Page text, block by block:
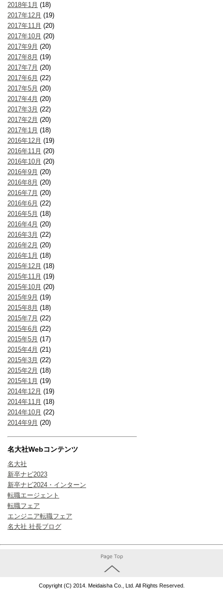
2018年1月 (18)
2017年12月 (19)
2017年11月 (20)
2017年10月 (20)
2017年9月 (20)
2017年8月 (19)
2017年7月 (20)
2017年6月 (22)
2017年5月 (20)
2017年4月 (20)
2017年3月 (22)
2017年2月 (20)
2017年1月 (18)
2016年12月 (19)
2016年11月 (20)
2016年10月 (20)
2016年9月 (20)
2016年8月 (20)
2016年7月 (20)
2016年6月 (22)
2016年5月 (18)
2016年4月 (20)
2016年3月 (22)
2016年2月 (20)
2016年1月 (18)
2015年12月 (18)
2015年11月 (19)
2015年10月 (20)
2015年9月 (19)
2015年8月 (18)
2015年7月 (22)
2015年6月 (22)
2015年5月 (17)
2015年4月 (21)
2015年3月 (22)
2015年2月 (18)
2015年1月 (19)
2014年12月 (19)
2014年11月 (18)
2014年10月 (22)
2014年9月 (20)
名大社Webコンテンツ
名大社
新卒ナビ2023
新卒ナビ2024・インターン
転職エージェント
転職フェア
エンジニア転職フェア
名大社 社長ブログ
Copyright (C) 2014. Meidaisha Co., Ltd. All Rights Reserved.